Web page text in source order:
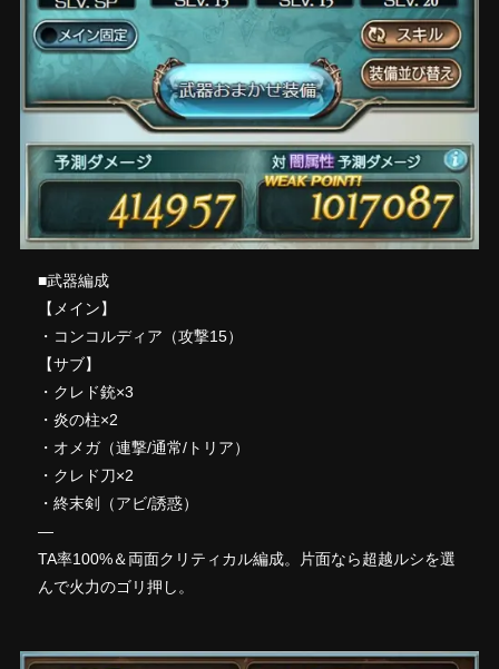
■武器編成
【メイン】
・コンコルディア（攻撃15）
【サブ】
・クレド銃×3
・炎の柱×2
・オメガ（連撃/通常/トリア）
・クレド刀×2
・終末剣（アビ/誘惑）
—
TA率100%＆両面クリティカル編成。片面なら超越ルシを選
んで火力のゴリ押し。